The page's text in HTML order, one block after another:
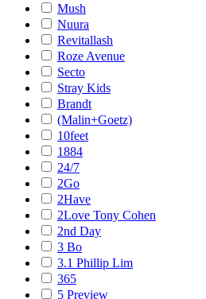
Mush
Nuura
Revitallash
Roze Avenue
Secto
Stray Kids
Brandt
(Malin+Goetz)
10feet
1884
24/7
2Go
2Have
2Love Tony Cohen
2nd Day
3 Bo
3.1 Phillip Lim
365
5 Preview